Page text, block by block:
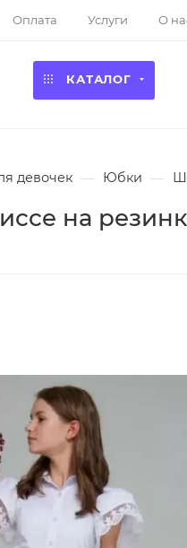
Оплата Услуги О
КАТАЛОГ
девочек — Юбки —
на